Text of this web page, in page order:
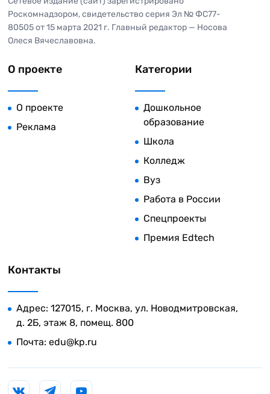
Роскомнадзором, свидетельство серия Эл № ФС77-
80505 от 15 марта 2021 г. Главный редактор — Носова
Олеся Вячеславовна.
О проекте
О проекте
Реклама
Категории
Дошкольное
образование
Школа
Колледж
Вуз
Работа в России
Спецпроекты
Премия Edtech
Контакты
Адрес: 127015, г. Москва, ул. Новодмитровская,
д. 2Б, этаж 8, помещ. 800
Почта: edu@kp.ru